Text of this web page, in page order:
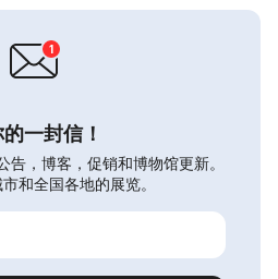
一封信！
告，博客，促销和博物馆更新。
和全国各地的展览。